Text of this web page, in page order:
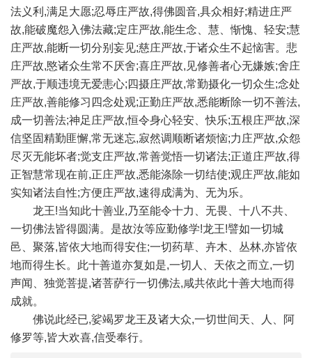
法义利,满足大愿;忍辱庄严故,得佛圆音,具众相好;精进庄严
故,能破魔怨入佛法藏;定庄严故,能生念、慧、惭愧、轻安;慧
庄严故,能断一切分别妄见;慈庄严故,于诸众生不起恼害。悲
庄严故,愍诸众生常不厌舍;喜庄严故,见修善者心无嫌嫉;舍庄
严故,于顺违境无爱恚心;四摄庄严故,常勤摄化一切众生;念处
庄严故,善能修习四念处观;正勤庄严故,悉能断除一切不善法,
成一切善法;神足庄严故,恒令身心轻安、快乐;五根庄严故,深
信坚固精勤匪懈,常无迷忘,寂然调顺断诸烦恼;力庄严故,众怨
尽灭无能坏者;觉支庄严故,常善觉悟一切诸法;正道庄严故,得
正智慧常现在前,正庄严故,悉能涤除一切结使;观庄严故,能如
实知诸法自性;方便庄严故,速得成满为、无为乐。
龙王!当知此十善业,乃至能令十力、无畏、十八不共、
一切佛法皆得圆满。是故汝等应勤修学!龙王!譬如一切城
邑、聚落,皆依大地而得安住;一切药草、卉木、丛林,亦皆依
地而得生长。此十善道亦复如是,一切人、天依之而立,一切
声闻、独觉菩提,诸菩萨行一切佛法,咸共依此十善大地而得
成就。
佛说此经已,娑竭罗龙王及诸大众,一切世间天、人、阿
修罗等,皆大欢喜,信受奉行。